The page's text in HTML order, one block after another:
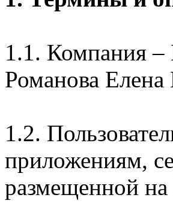
1.1. Компания –
Романова
1.2.
приложениям,
размещенной на